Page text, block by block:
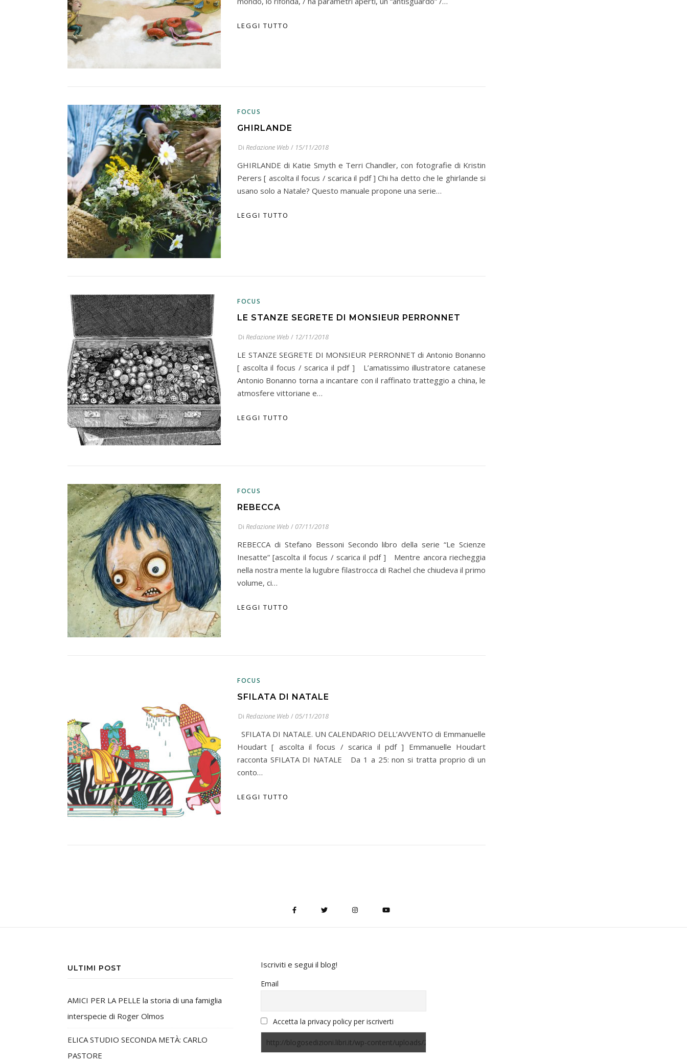
LEGGI TUTTO
FOCUS
GHIRLANDE
Di Redazione Web / 15/11/2018
GHIRLANDE di Katie Smyth e Terri Chandler, con fotografie di Kristin
Perers [ ascolta il focus / scarica il pdf ] Chi ha detto che le ghirlande si
usano solo a Natale? Questo manuale propone una serie…
LEGGI TUTTO
FOCUS
LE STANZE SEGRETE DI MONSIEUR PERRONNET
Di Redazione Web / 12/11/2018
LE STANZE SEGRETE DI MONSIEUR PERRONNET di Antonio Bonanno
[ ascolta il focus / scarica il pdf ] L’amatissimo illustratore catanese
Antonio Bonanno torna a incantare con il raffinato tratteggio a china, le
atmosfere vittoriane e…
LEGGI TUTTO
FOCUS
REBECCA
Di Redazione Web / 07/11/2018
REBECCA di Stefano Bessoni Secondo libro della serie “Le Scienze
Inesatte” [ascolta il focus / scarica il pdf ] Mentre ancora riecheggia
nella nostra mente la lugubre filastrocca di Rachel che chiudeva il primo
volume, ci…
LEGGI TUTTO
FOCUS
SFILATA DI NATALE
Di Redazione Web / 05/11/2018
SFILATA DI NATALE. UN CALENDARIO DELL’AVVENTO di Emmanuelle
Houdart [ ascolta il focus / scarica il pdf ] Emmanuelle Houdart
racconta SFILATA DI NATALE Da 1 a 25: non si tratta proprio di un
conto…
LEGGI TUTTO
ULTIMI POST
AMICI PER LA PELLE la storia di una famiglia
interspecie di Roger Olmos
ELICA STUDIO SECONDA METÀ: CARLO
PASTORE
Iscriviti e segui il blog!
Email
Accetta la privacy policy per iscriverti